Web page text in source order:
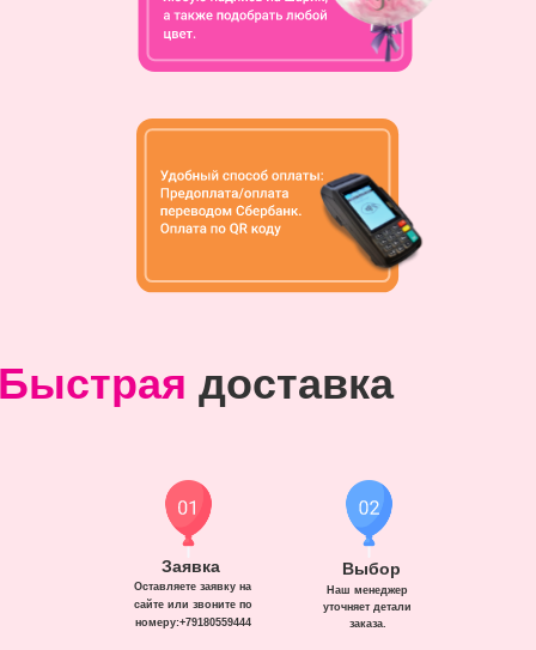
доставка
Заявка
Оставляете заявку на
сайте или звоните по
номеру:+79180559444
Выбор
Наш менеджер
уточняет детали
заказа.